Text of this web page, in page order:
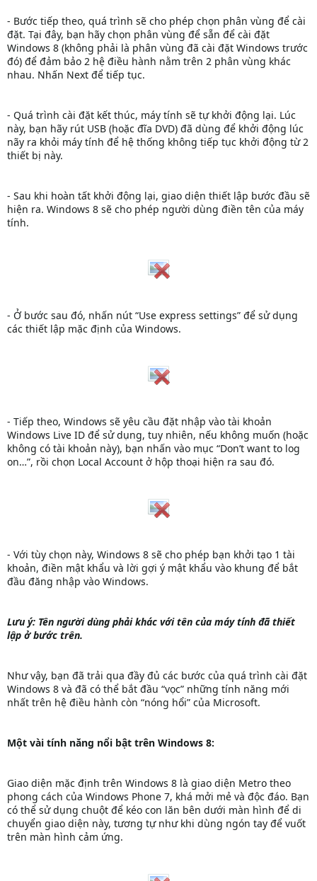
- Bước tiếp theo, quá trình sẽ cho phép chọn phân vùng để cài
đặt. Tại đây, bạn hãy chọn phân vùng để sẵn để cài đặt
Windows 8 (không phải là phân vùng đã cài đặt Windows trước
đó) để đảm bảo 2 hệ điều hành nằm trên 2 phân vùng khác
nhau. Nhấn Next để tiếp tục.
- Quá trình cài đặt kết thúc, máy tính sẽ tự khởi động lại. Lúc
này, bạn hãy rút USB (hoặc đĩa DVD) đã dùng để khởi động lúc
nãy ra khỏi máy tính để hệ thống không tiếp tục khởi động từ 2
thiết bị này.
- Sau khi hoàn tất khởi động lại, giao diện thiết lập bước đầu sẽ
hiện ra. Windows 8 sẽ cho phép người dùng điền tên của máy
tính.
- Ở bước sau đó, nhấn nút “Use express settings” để sử dụng
các thiết lập mặc định của Windows.
- Tiếp theo, Windows sẽ yêu cầu đặt nhập vào tài khoản
Windows Live ID để sử dụng, tuy nhiên, nếu không muốn (hoặc
không có tài khoản này), bạn nhấn vào mục “Don’t want to log
on…”, rồi chọn Local Account ở hộp thoại hiện ra sau đó.
- Với tùy chọn này, Windows 8 sẽ cho phép bạn khởi tạo 1 tài
khoản, điền mật khẩu và lời gợi ý mật khẩu vào khung để bắt
đầu đăng nhập vào Windows.
Lưu ý: Tên người dùng phải khác với tên của máy tính đã thiết
lập ở bước trên.
Như vậy, bạn đã trải qua đầy đủ các bước của quá trình cài đặt
Windows 8 và đã có thể bắt đầu “vọc” những tính năng mới
nhất trên hệ điều hành còn “nóng hổi” của Microsoft.
Một vài tính năng nổi bật trên Windows 8:
Giao diện mặc định trên Windows 8 là giao diện Metro theo
phong cách của Windows Phone 7, khá mởi mẻ và độc đáo. Bạn
có thể sử dụng chuột để kéo con lăn bên dưới màn hình để di
chuyển giao diện này, tương tự như khi dùng ngón tay để vuốt
trên màn hình cảm ứng.